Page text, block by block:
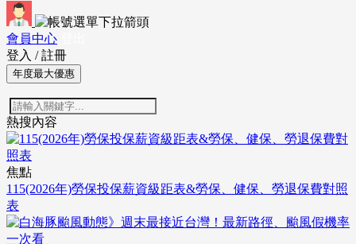
會員中心
登入 / 註冊
年度最大優惠
熱搜內容
焦點
115(2026年)勞保投保薪資級距表&勞保、健保、勞退保費對照
表